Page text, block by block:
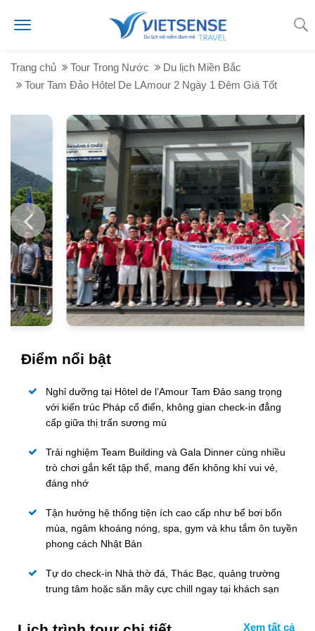
Trang chủ Tour Trong Nước
Du lịch Miền Bắc
Tour Tam Đảo Hôtel De LAmour 2 Ngày 1 Đêm Giá Tốt
Điểm nổi bật
Nghỉ dưỡng tại Hôtel de l’Amour Tam Đảo sang trọng
với kiến trúc Pháp cổ điển, không gian check-in đẳng
cấp giữa thị trấn sương mù
Trải nghiệm Team Building và Gala Dinner cùng nhiều
trò chơi gắn kết tập thể, mang đến không khí vui vẻ,
đáng nhớ
Tận hưởng hệ thống tiện ích cao cấp như bể bơi bốn
mùa, ngâm khoáng nóng, spa, gym và khu tắm ôn tuyền
phong cách Nhật Bản
Tự do check-in Nhà thờ đá, Thác Bạc, quảng trường
trung tâm hoặc săn mây cực chill ngay tại khách sạn